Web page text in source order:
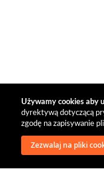
Używamy cookies aby
dyrektywą dotyczącą
zgodę na zapisywanie
Zezwalaj na pliki